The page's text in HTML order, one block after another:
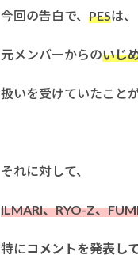
今回の告白で、 PESは、
元メンバーからのいじ
扱いを受けていたこと
それに対して、
ILMARI、RYO-Z、
特に コメントを発表し